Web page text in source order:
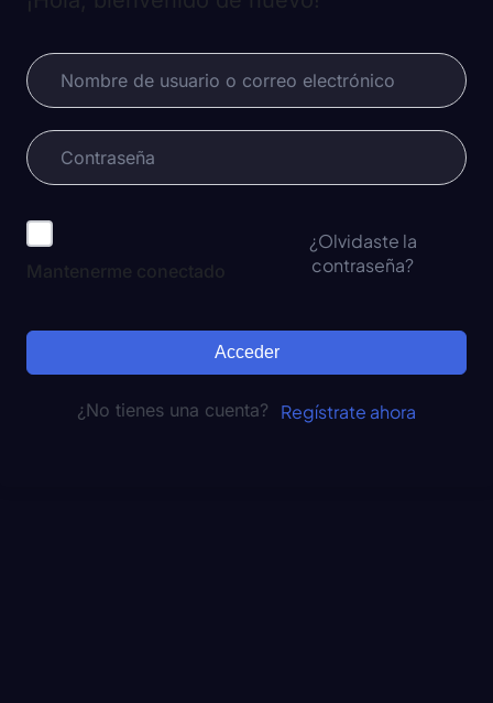
Mantenerme conectado
¿Olvidaste la
contraseña?
Acceder
¿No tienes una cuenta? Regístrate ahora